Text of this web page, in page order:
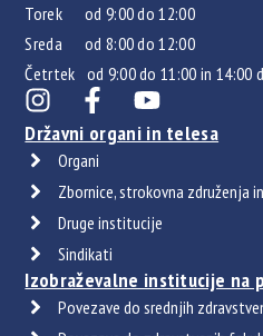
Torek od 9:00 do 12:00
Sreda od 8:00 do 12:00
Četrtek od 9:00 do 11:00 in 14:00
Državni organi in telesa
Organi
Zbornice, strokovna združenja
Druge institucije
Sindikati
Izobraževalne institucije na
Povezave do srednjih